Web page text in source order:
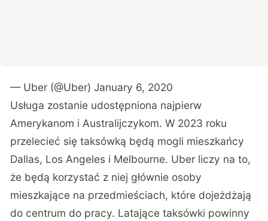
— Uber (@Uber)January 6, 2020
Usługa zostanie udostępniona najpierw
Amerykanom i Australijczykom. W 2023 roku
przelecieć się taksówką będą mogli mieszkańcy
Dallas, Los Angeles i Melbourne. Uber liczy na to,
że będą korzystać z niej głównie osoby
mieszkające na przedmieściach, które dojeżdżają
do centrum do pracy. Latające taksówki powinny